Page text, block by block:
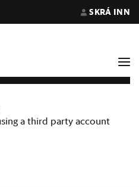
SKRÁ INN
a third party account